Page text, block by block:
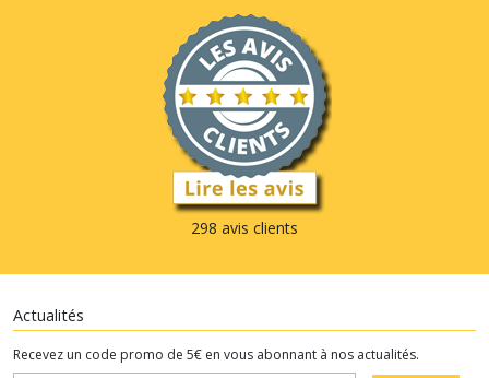
298 avis clients
Actualités
Recevez un code promo de 5€ en vous abonnant à nos actualités.